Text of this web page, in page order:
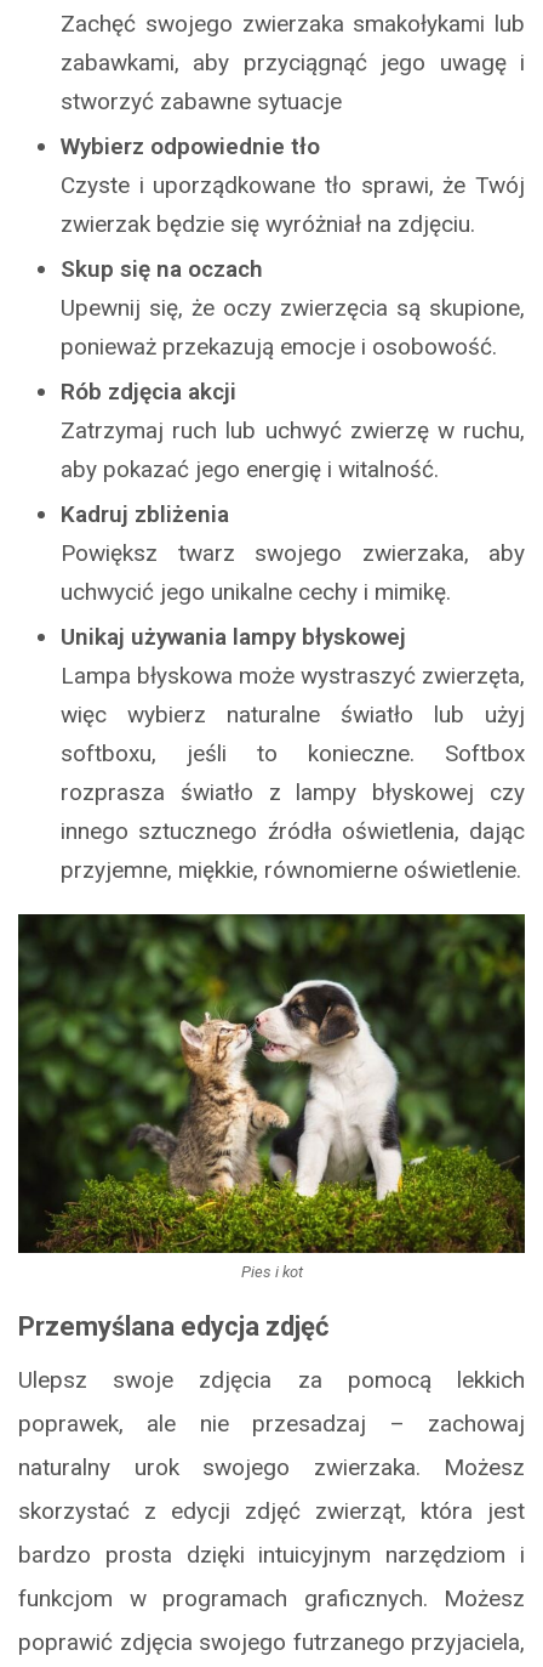
Zachęć swojego zwierzaka smakołykami lub
zabawkami, aby przyciągnąć jego uwagę i
stworzyć zabawne sytuacje
Wybierz odpowiednie tło
Czyste i uporządkowane tło sprawi, że Twój
zwierzak będzie się wyróżniał na zdjęciu.
Skup się na oczach
Upewnij się, że oczy zwierzęcia są skupione,
ponieważ przekazują emocje i osobowość.
Rób zdjęcia akcji
Zatrzymaj ruch lub uchwyć zwierzę w ruchu,
aby pokazać jego energię i witalność.
Kadruj zbliżenia
Powiększ twarz swojego zwierzaka, aby
uchwycić jego unikalne cechy i mimikę.
Unikaj używania lampy błyskowej
Lampa błyskowa może wystraszyć zwierzęta,
więc wybierz naturalne światło lub użyj
softboxu, jeśli to konieczne. Softbox
rozprasza światło z lampy błyskowej czy
innego sztucznego źródła oświetlenia, dając
przyjemne, miękkie, równomierne oświetlenie.
Pies i kot
Przemyślana edycja zdjęć
Ulepsz swoje zdjęcia za pomocą lekkich
poprawek, ale nie przesadzaj – zachowaj
naturalny urok swojego zwierzaka. Możesz
skorzystać z edycji zdjęć zwierząt, która jest
bardzo prosta dzięki intuicyjnym narzędziom i
funkcjom w programach graficznych. Możesz
poprawić zdjęcia swojego futrzanego przyjaciela,